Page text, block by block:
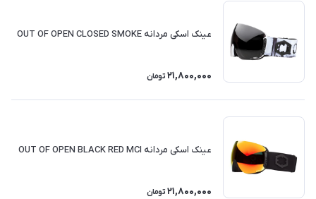
عینک اسکی مردانه OUT OF OPEN CLOSED SMOKE
21,800,000 تومان
عینک اسکی مردانه OUT OF OPEN BLACK RED MCI
21,800,000 تومان